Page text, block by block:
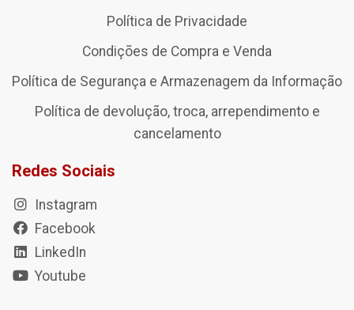
Política de Privacidade
Condições de Compra e Venda
Política de Segurança e Armazenagem da Informação
Política de devolução, troca, arrependimento e
cancelamento
Redes Sociais
Instagram
Facebook
LinkedIn
Youtube